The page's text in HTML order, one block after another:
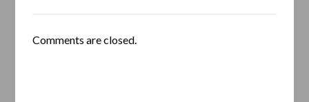
Comments are closed.